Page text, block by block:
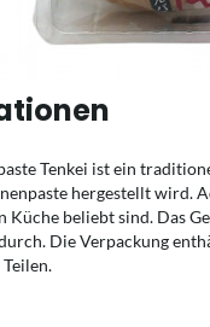
Tenkei ist ein
hergestellt wird.
Küche beliebt sind. Das
Die Verpackung